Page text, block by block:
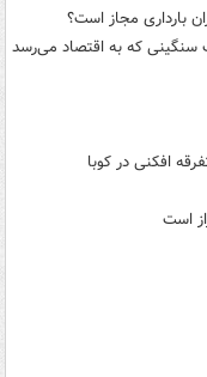
بارداری مجاز است؟
که به اقتصاد می‌رسد
افکنی در کوبا
است